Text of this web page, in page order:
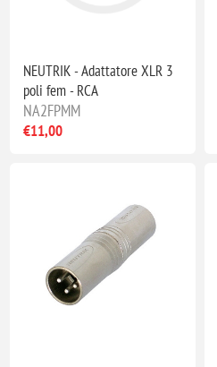
NEUTRIK - Adattatore XLR 3
poli fem - RCA
NA2FPMM
€11,00